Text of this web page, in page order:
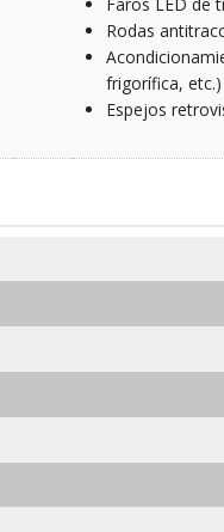
Rodas
frigorífica, etc.)
Espejos